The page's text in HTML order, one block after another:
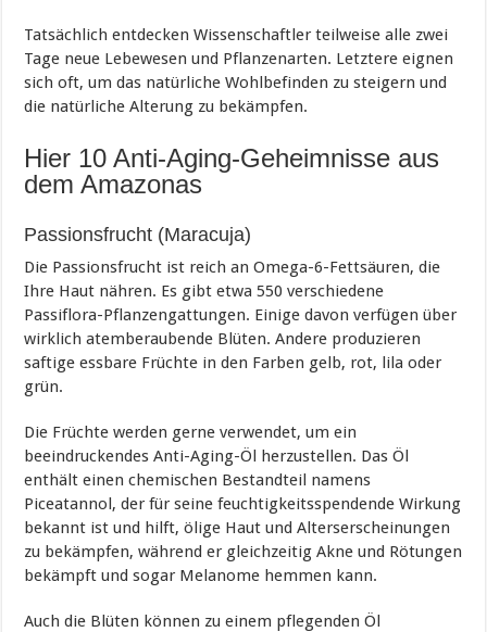
Tatsächlich entdecken Wissenschaftler teilweise alle zwei
Tage neue Lebewesen und Pflanzenarten. Letztere eignen
sich oft, um das natürliche Wohlbefinden zu steigern und
die natürliche Alterung zu bekämpfen.
Hier 10 Anti-Aging-Geheimnisse aus
dem Amazonas
Passionsfrucht (Maracuja)
Die Passionsfrucht ist reich an Omega-6-Fettsäuren, die
Ihre Haut nähren. Es gibt etwa 550 verschiedene
Passiflora-Pflanzengattungen. Einige davon verfügen über
wirklich atemberaubende Blüten. Andere produzieren
saftige essbare Früchte in den Farben gelb, rot, lila oder
grün.
Die Früchte werden gerne verwendet, um ein
beeindruckendes Anti-Aging-Öl herzustellen. Das Öl
enthält einen chemischen Bestandteil namens
Piceatannol, der für seine feuchtigkeitsspendende Wirkung
bekannt ist und hilft, ölige Haut und Alterserscheinungen
zu bekämpfen, während er gleichzeitig Akne und Rötungen
bekämpft und sogar Melanome hemmen kann.
Auch die Blüten können zu einem pflegenden Öl